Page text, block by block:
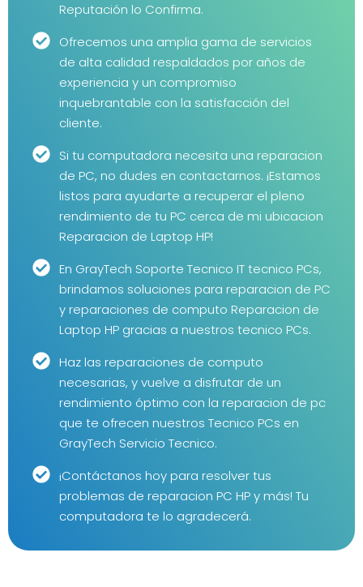
Reputación lo Confirma.
Ofrecemos una amplia gama de servicios
de alta calidad respaldados por años de
experiencia y un compromiso
inquebrantable con la satisfacción del
cliente.
Si tu computadora necesita una reparacion
de PC, no dudes en contactarnos. ¡Estamos
listos para ayudarte a recuperar el pleno
rendimiento de tu PC cerca de mi ubicacion
Reparacion de Laptop HP!
En GrayTech Soporte Tecnico IT tecnico PCs,
brindamos soluciones para reparacion de PC
y reparaciones de computo Reparacion de
Laptop HP gracias a nuestros tecnico PCs.
Haz las reparaciones de computo
necesarias, y vuelve a disfrutar de un
rendimiento óptimo con la reparacion de pc
que te ofrecen nuestros Tecnico PCs en
GrayTech Servicio Tecnico.
¡Contáctanos hoy para resolver tus
problemas de reparacion PC HP y más! Tu
computadora te lo agradecerá.